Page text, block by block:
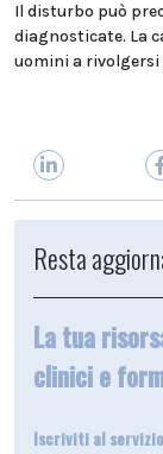
Il disturbo può
diagnosticate. La
uomini a rivolgersi
Resta
La tua
clinici e
Iscriviti al